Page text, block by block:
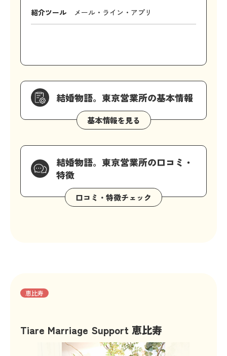
紹介ツール メール・ライン・アプリ
結婚物語。東京営業所の基本情報
結婚物語。東京営業所の口コミ・
特徴
恵比寿
Tiare Marriage Support 恵比寿